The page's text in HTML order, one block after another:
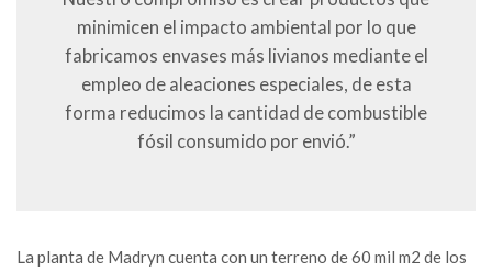
minimicen el impacto ambiental por lo que
fabricamos envases más livianos mediante el
empleo de aleaciones especiales, de esta
forma reducimos la cantidad de combustible
fósil consumido por envió.”
La planta de Madryn cuenta con un terreno de 60 mil m2 de los